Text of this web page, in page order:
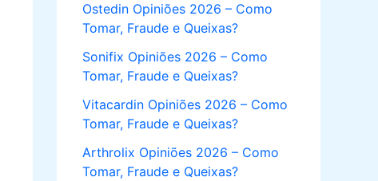
Ostedin Opiniões 2026 – Como
Tomar, Fraude e Queixas?
Sonifix Opiniões 2026 – Como
Tomar, Fraude e Queixas?
Vitacardin Opiniões 2026 – Como
Tomar, Fraude e Queixas?
Arthrolix Opiniões 2026 – Como
Tomar, Fraude e Queixas?